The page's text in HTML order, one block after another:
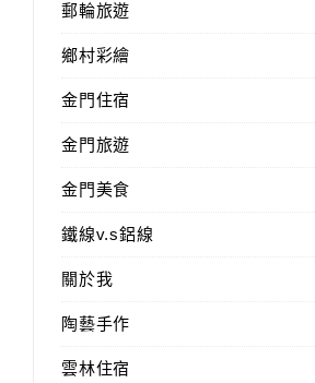
郵輪旅遊
鄉村彩繪
金門住宿
金門旅遊
金門美食
鐵線v.s鋁線
關於我
陶藝手作
雲林住宿